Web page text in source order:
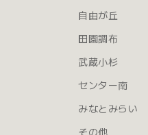
自由が丘
田園調布
武蔵小杉
センター南
みなとみらい
その他